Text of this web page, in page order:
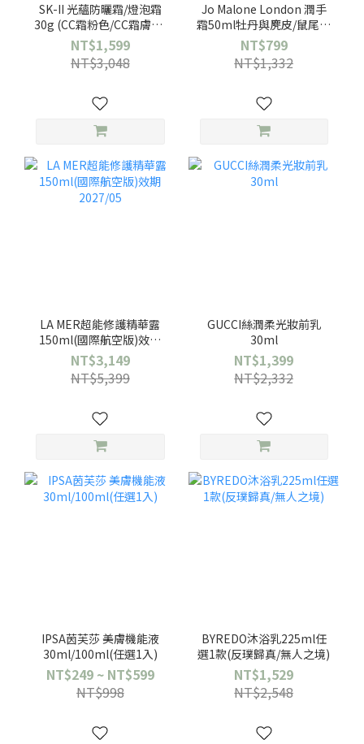
SK-II 光蘊防曬霜/燈泡霜
30g (CC霜粉色/CC霜膚色/
輕透全效/校色綠)任選一
款-公司貨
NT$1,599
NT$3,048
Jo Malone London 潤手
霜50ml牡丹與麂皮/鼠尾草
&海鹽-任選1款(國際航空
版)
NT$799
NT$1,332
LA MER超能修護精華露
150ml(國際航空版)效期
2027/05
NT$3,149
NT$5,399
GUCCI絲潤柔光妝前乳
30ml
NT$1,399
NT$2,332
IPSA茵芙莎 美膚機能液
30ml/100ml(任選1入)
NT$249 ~ NT$599
NT$998
BYREDO沐浴乳225ml任
選1款(反璞歸真/無人之境)
NT$1,529
NT$2,548